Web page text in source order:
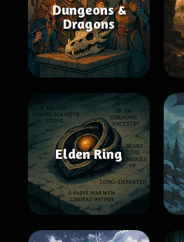
Dungeons &
Dragons
Elden Ring